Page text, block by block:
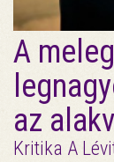
A
az
Kritika A